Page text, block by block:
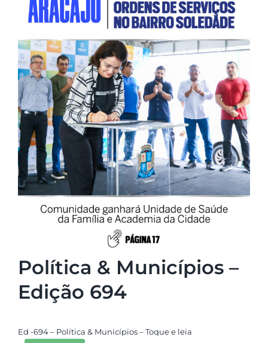
Política & Municípios –
Edição 694
Ed -694 – Política & Municípios – Toque e leia